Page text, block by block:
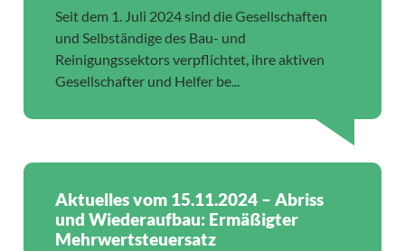
Seit dem 1. Juli 2024 sind die Gesellschaften
und Selbständige des Bau- und
Reinigungssektors verpflichtet, ihre aktiven
Gesellschafter und Helfer be...
Aktuelles vom 15.11.2024 – Abriss
und Wiederaufbau: Ermäßigter
Mehrwertsteuersatz